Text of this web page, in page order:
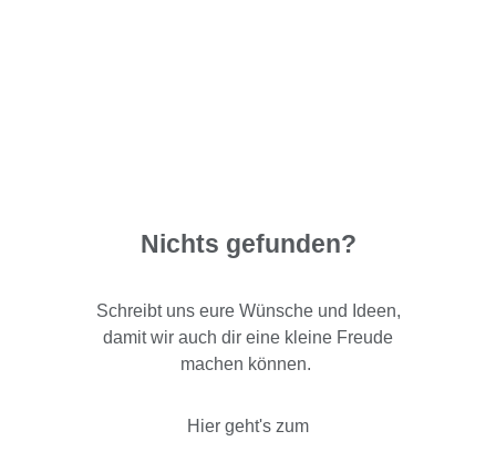
Nichts gefunden?
Schreibt uns eure Wünsche und Ideen,
damit wir auch dir eine kleine Freude
machen können.
Hier geht's zum